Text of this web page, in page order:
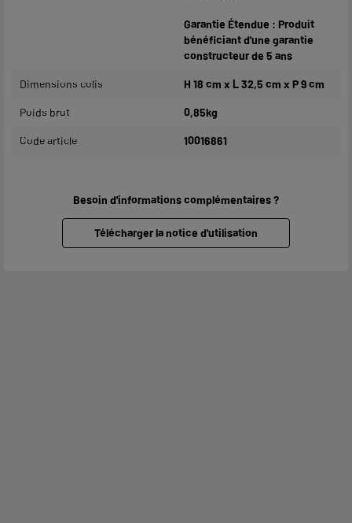
Garantie Étendue : Produit
bénéficiant d'une garantie
constructeur de 5 ans
Dimensions colis H 18 cm x L 32,5 cm x P 9 cm
Poids brut 0,85kg
Code article 10016861
Besoin d'informations complémentaires ?
Télécharger la notice d'utilisation